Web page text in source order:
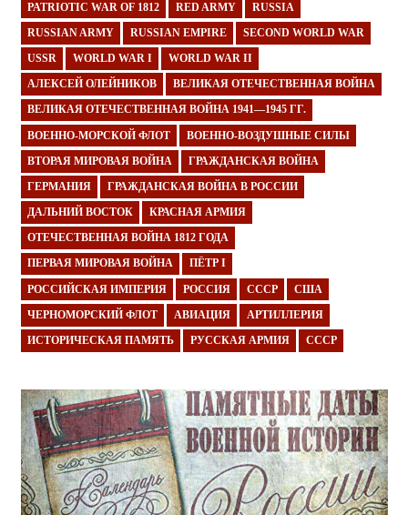
PATRIOTIC WAR OF 1812 RED ARMY RUSSIA
RUSSIAN ARMY RUSSIAN EMPIRE SECOND WORLD WAR
USSR WORLD WAR I WORLD WAR II
АЛЕКСЕЙ ОЛЕЙНИКОВ ВЕЛИКАЯ ОТЕЧЕСТВЕННАЯ ВОЙНА
ВЕЛИКАЯ ОТЕЧЕСТВЕННАЯ ВОЙНА 1941—1945 ГГ.
ВОЕННО-МОРСКОЙ ФЛОТ ВОЕННО-ВОЗДУШНЫЕ СИЛЫ
ВТОРАЯ МИРОВАЯ ВОЙНА ГРАЖДАНСКАЯ ВОЙНА
ГЕРМАНИЯ ГРАЖДАНСКАЯ ВОЙНА В РОССИИ
ДАЛЬНИЙ ВОСТОК КРАСНАЯ АРМИЯ
ОТЕЧЕСТВЕННАЯ ВОЙНА 1812 ГОДА
ПЕРВАЯ МИРОВАЯ ВОЙНА ПЁТР I
РОССИЙСКАЯ ИМПЕРИЯ РОССИЯ СССР США
ЧЕРНОМОРСКИЙ ФЛОТ АВИАЦИЯ АРТИЛЛЕРИЯ
ИСТОРИЧЕСКАЯ ПАМЯТЬ РУССКАЯ АРМИЯ СССР